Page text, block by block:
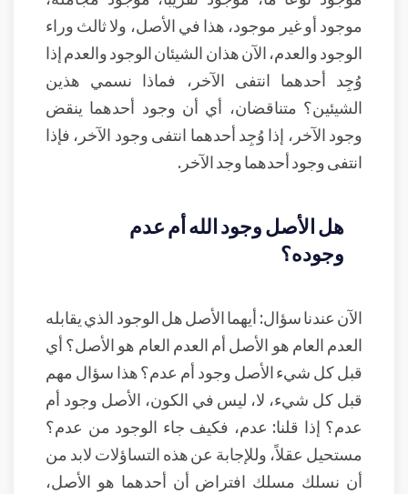
موجود أو غير موجود، هذا في الأصل، ولا ثالث وراء
الوجود والعدم، الآن هذان الشيئان الوجود والعدم إذا
وُجِد أحدهما انتفى الآخر، فماذا نسمي هذين
الشيئين؟ متناقضان، أي أن وجود أحدهما ينقض
وجود الآخر، إذا وُجِد أحدهما انتفى وجود الآخر، فإذا
انتفى وجود أحدهما وجد الآخر.
هل الأصل وجود الله أم عدم
وجوده؟
الآن عندنا سؤال: أيهما الأصل هل الوجود الذي يقابله
العدم العام هو الأصل أم العدم العام هو الأصل؟ أي
قبل كل شيء الأصل وجود أم عدم؟ هذا سؤال مهم
قبل كل شيء، لا، ليس في الكون، الأصل وجود أم
عدم؟ إذا قلنا: عدم، فكيف جاء الوجود من عدم؟
مستحيل عقلاً، وللإجابة عن هذه التساؤلات لابد من
أن نسلك مسلك افتراض أن أحدهما هو الأصل،